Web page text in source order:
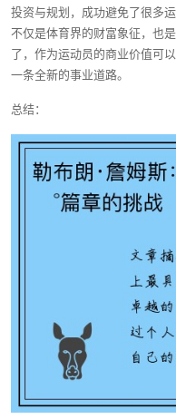
投资与规划，成功避免了很多
不仅是体育界的财富象征，也
了，作为运动员的商业价值可
一条全新的事业道路。
总结：